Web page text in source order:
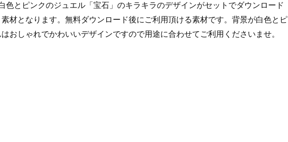
色とピンクのジュエル「宝石」のキラキラのデザインがセットでダウンロード
材となります。無料ダウンロード後にご利用頂ける素材です。背景が白色とピ
おしゃれでかわいいデザインですので用途に合わせてご利用くださいませ。